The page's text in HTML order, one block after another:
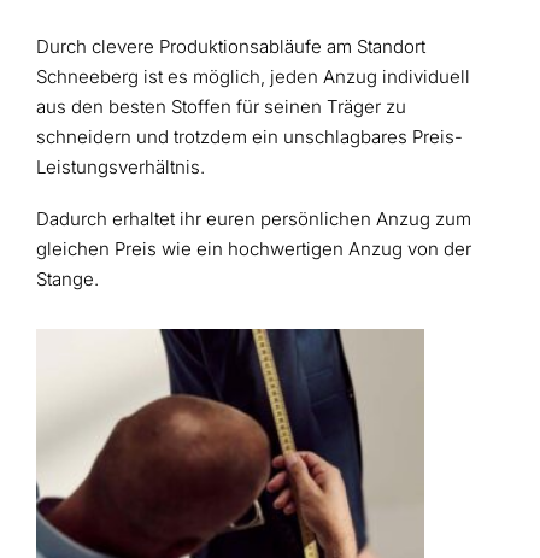
Durch clevere Produktionsabläufe am Standort
Schneeberg ist es möglich, jeden Anzug individuell
aus den besten Stoffen für seinen Träger zu
schneidern und trotzdem ein unschlagbares Preis-
Leistungsverhältnis.
Dadurch erhaltet ihr euren persönlichen Anzug zum
gleichen Preis wie ein hochwertigen Anzug von der
Stange.